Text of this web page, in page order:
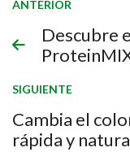
ANTERIOR
Descubre
SIGUIENTE
Cambia el
rápida y